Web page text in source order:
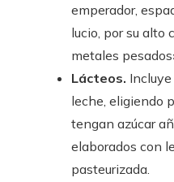
emperador,
lucio, por su alto
metales
Lácteos. Incluye
leche, eligiendo
tengan azúcar
elaborados con
pasteurizada.